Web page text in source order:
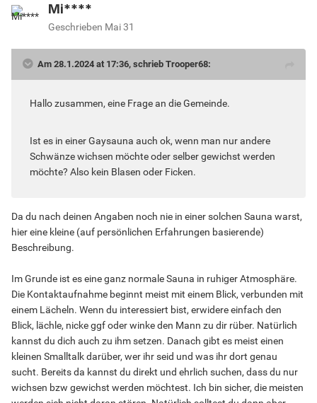
Mi****
Geschrieben Mai 31
Am 28.1.2024 at 17:36, schrieb Trooper68:
Hallo zusammen, eine Frage an die Gemeinde.
Ist es in einer Gaysauna auch ok, wenn man nur andere
Schwänze wichsen möchte oder selber gewichst werden
möchte? Also kein Blasen oder Ficken.
Da du nach deinen Angaben noch nie in einer solchen Sauna warst,
hier eine kleine (auf persönlichen Erfahrungen basierende)
Beschreibung.
Im Grunde ist es eine ganz normale Sauna in ruhiger Atmosphäre.
Die Kontaktaufnahme beginnt meist mit einem Blick, verbunden mit
einem Lächeln. Wenn du interessiert bist, erwidere einfach den
Blick, lächle, nicke ggf oder winke den Mann zu dir rüber. Natürlich
kannst du dich auch zu ihm setzen. Danach gibt es meist einen
kleinen Smalltalk darüber, wer ihr seid und was ihr dort genau
sucht. Bereits da kannst du direkt und ehrlich suchen, dass du nur
wichsen bzw gewichst werden möchtest. Ich bin sicher, die meisten